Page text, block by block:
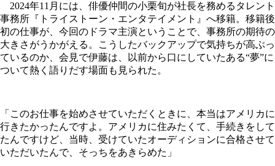
2024年11月には、俳優仲間の小栗旬が社長を務めるタレント
事務所『トライストーン・エンタテイメント』へ移籍。移籍後
初の仕事が、今回のドラマ主演ということで、事務所の期待の
大きさがうかがえる。こうしたバックアップで気持ちが高ぶっ
ているのか、会見で伊藤は、以前から口にしていたある“夢”に
ついて熱く語りだす場面も見られた。
「このお仕事を始めさせていただくときに、本当はアメリカに
行きたかったんですよ。アメリカに住みたくて、手続きをして
たんですけど、当時、受けていたオーディションに合格させて
いただいたんで、そっちをあきらめた」